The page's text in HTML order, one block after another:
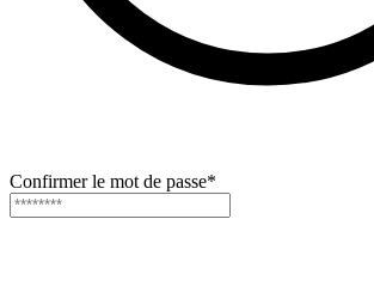
Confirmer le mot de passe*